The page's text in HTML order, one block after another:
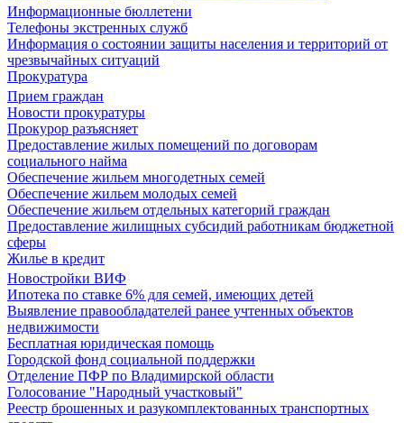
Информационные бюллетени
Телефоны экстренных служб
Информация о состоянии защиты населения и территорий от
чрезвычайных ситуаций
Прокуратура
Прием граждан
Новости прокуратуры
Прокурор разъясняет
Предоставление жилых помещений по договорам
социального найма
Обеспечение жильем многодетных семей
Обеспечение жильем молодых семей
Обеспечение жильем отдельных категорий граждан
Предоставление жилищных субсидий работникам бюджетной
сферы
Жилье в кредит
Новостройки ВИФ
Ипотека по ставке 6% для семей, имеющих детей
Выявление правообладателей ранее учтенных объектов
недвижимости
Бесплатная юридическая помощь
Городской фонд социальной поддержки
Отделение ПФР по Владимирской области
Голосование "Народный участковый"
Реестр брошенных и разукомплектованных транспортных